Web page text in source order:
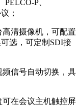
P、
；
清摄像机，可配置
选，可定制SDI接
信号自动切换，具
在会议主机触控屏